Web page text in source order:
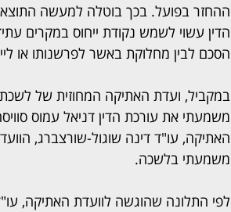
ההחזר בפועל. בכך בוטלה למעשה
הסכם לבין מחלוקת באשר לפרשנותו או
במקביל, ועדת האתיקה המחוזית של לשכת
משמעתי את עורכת הדין דניאל עמוס
האתיקה, עו"ד דינה שוגול-שורצברג,
משמעתי בלשכה.